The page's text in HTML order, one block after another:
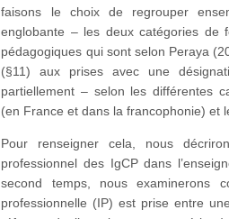
faisons le choix de regrouper
englobante – les deux catégories de
pédagogiques qui sont selon Peraya
(§11) aux prises avec une
partiellement – selon les différentes
(en France et dans la francophonie) et
Pour renseigner cela, nous
professionnel des IgCP dans
second temps, nous examinerons
professionnelle (IP) est prise entre